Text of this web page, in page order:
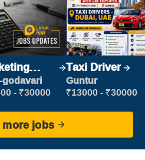
- ₹30000
Taxi Driver
Guntur
₹13000 - ₹30000
jobs